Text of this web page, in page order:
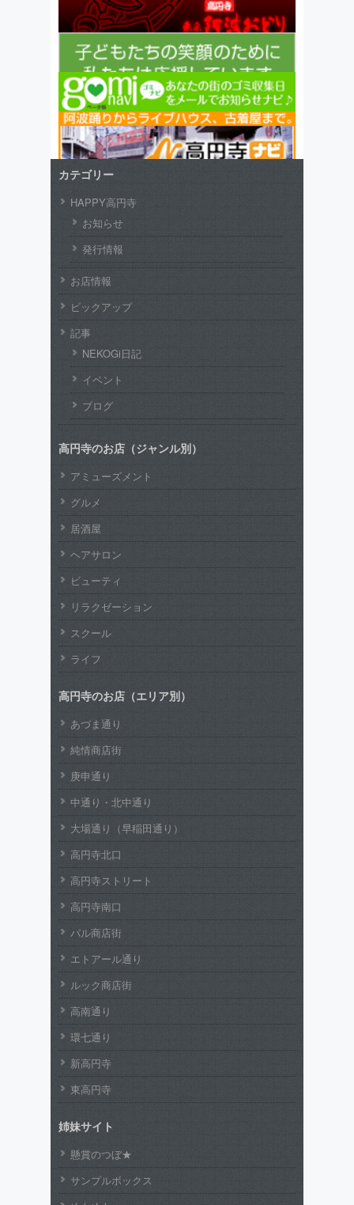
カテゴリー
HAPPY高円寺
お知らせ
発行情報
お店情報
ピックアップ
記事
NEKOGi日記
イベント
ブログ
高円寺のお店（ジャンル別）
アミューズメント
グルメ
居酒屋
ヘアサロン
ビューティ
リラクゼーション
スクール
ライフ
高円寺のお店（エリア別）
あづま通り
純情商店街
庚申通り
中通り・北中通り
大場通り（早稲田通り）
高円寺北口
高円寺ストリート
高円寺南口
パル商店街
エトアール通り
ルック商店街
高南通り
環七通り
新高円寺
東高円寺
姉妹サイト
懸賞のつぼ★
サンプルボックス